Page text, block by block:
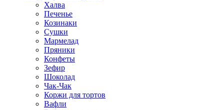
Халва
Печенье
Козинаки
Сушки
Мармелад
Пряники
Конфеты
Зефир
Шоколад
Чак-Чак
Коржи для тортов
Вафли